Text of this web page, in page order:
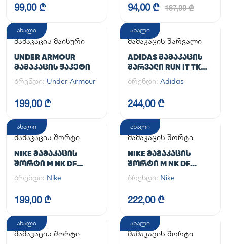
99,00 ₾ 94,00 ₾ 187,00 ₾
ახალი
მამაკაცის მაისური
UNDER ARMOUR
ᲛᲐᲛᲐᲙᲐᲪᲘᲡ ᲟᲐᲙᲔᲢᲘ
ბრენდი: Under Armour
199,00 ₾
ახალი
მამაკაცის შარვალი
ADIDAS ᲛᲐᲛᲐᲙᲐᲪᲘᲡ
ᲨᲐᲠᲕᲐᲚᲘ RUN IT TKO
PANT
ბრენდი: Adidas
244,00 ₾
ახალი
მამაკაცის შორტი
NIKE ᲛᲐᲛᲐᲙᲐᲪᲘᲡ
ᲨᲝᲠᲢᲘ M NK DF
UNLIMITED WVN 7IN
ბრენდი: Nike
199,00 ₾
ახალი
მამაკაცის შორტი
NIKE ᲛᲐᲛᲐᲙᲐᲪᲘᲡ
ᲨᲝᲠᲢᲘ M NK DF
UNLIMITED WVN 7IN
2IN1
ბრენდი: Nike
222,00 ₾
ახალი
მამაკაცის შორტი
ახალი
მამაკაცის შორტი